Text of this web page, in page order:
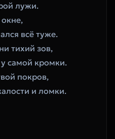
лужи.
всё туже.
тихий зов,
самой кромки.
покров,
и ломки.